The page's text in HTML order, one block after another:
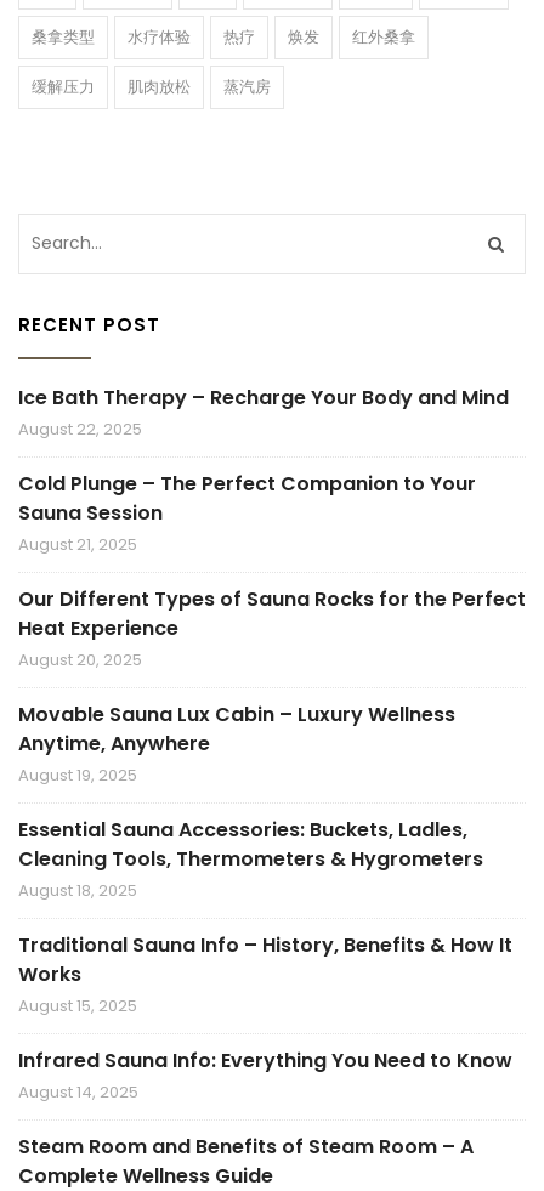
桑拿类型 水疗体验 热疗 焕发 红外桑拿
缓解压力 肌肉放松 蒸汽房
RECENT POST
Ice Bath Therapy – Recharge Your Body and Mind
August 22, 2025
Cold Plunge – The Perfect Companion to Your
Sauna Session
August 21, 2025
Our Different Types of Sauna Rocks for the Perfect
Heat Experience
August 20, 2025
Movable Sauna Lux Cabin – Luxury Wellness
Anytime, Anywhere
August 19, 2025
Essential Sauna Accessories: Buckets, Ladles,
Cleaning Tools, Thermometers & Hygrometers
August 18, 2025
Traditional Sauna Info – History, Benefits & How It
Works
August 15, 2025
Infrared Sauna Info: Everything You Need to Know
August 14, 2025
Steam Room and Benefits of Steam Room – A
Complete Wellness Guide